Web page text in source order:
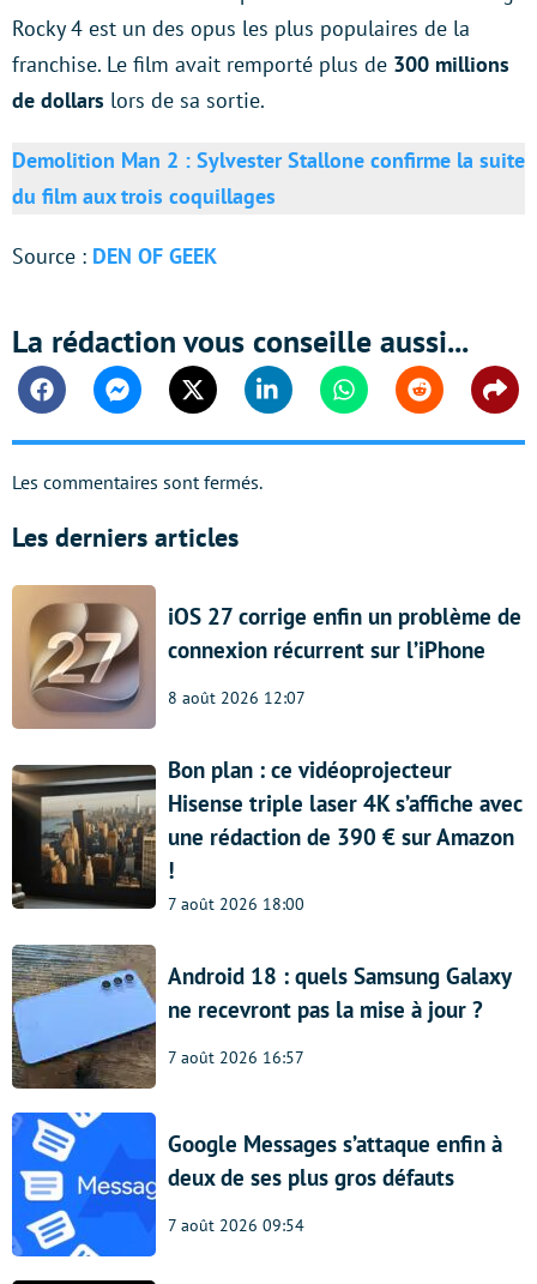
Rocky 4 est un des opus les plus populaires de la
franchise. Le film avait remporté plus de 300 millions
de dollars lors de sa sortie.
Demolition Man 2 : Sylvester Stallone confirme la suite
du film aux trois coquillages
Source : DEN OF GEEK
La rédaction vous conseille aussi...
FacebookMessengerTwitter Linkedin WhatsappReddit
Les commentaires sont fermés.
Les derniers articles
iOS 27 corrige enfin un problème de
connexion récurrent sur l’iPhone
8 août 2026 12:07
Bon plan : ce vidéoprojecteur
Hisense triple laser 4K s’affiche avec
une rédaction de 390 € sur Amazon
!
7 août 2026 18:00
Android 18 : quels Samsung Galaxy
ne recevront pas la mise à jour ?
7 août 2026 16:57
Google Messages s’attaque enfin à
deux de ses plus gros défauts
7 août 2026 09:54